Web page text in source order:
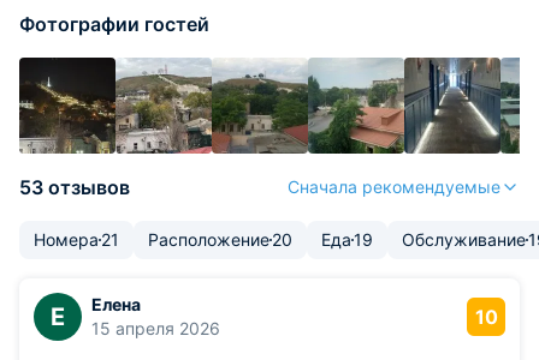
Фотографии гостей
53 отзывов Сначала рекомендуемые
Номера 21 Расположение20 Еда19 Обслуживание
Е
Елена
15 апреля 2026
10